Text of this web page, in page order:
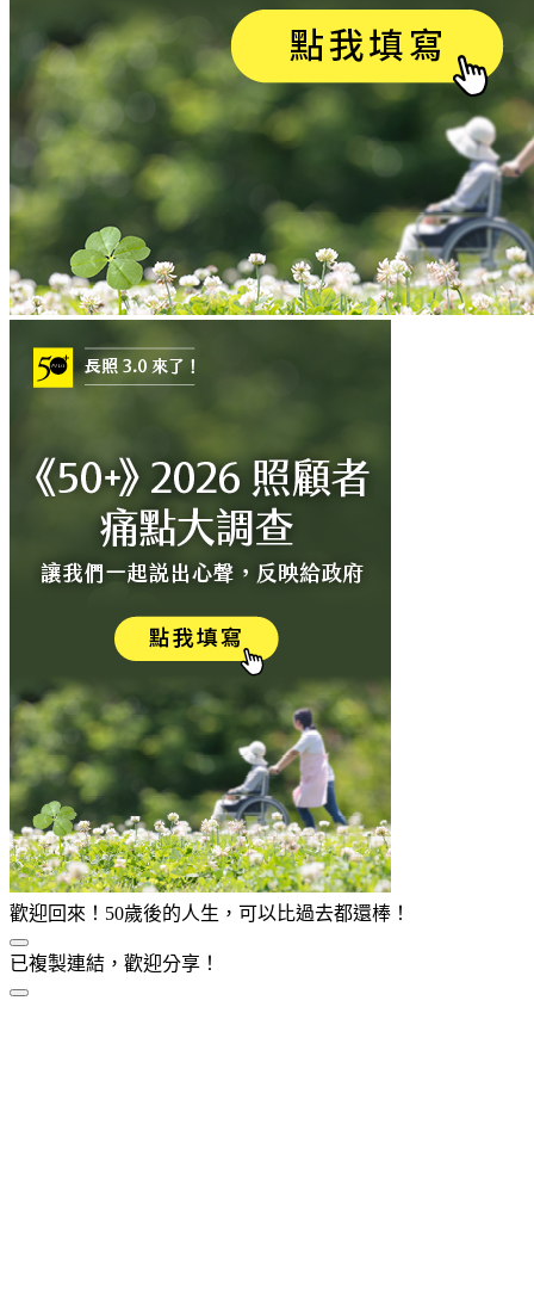
歡迎回來！50歲後的人生，可以比過去都還棒！
已複製連結，歡迎分享！